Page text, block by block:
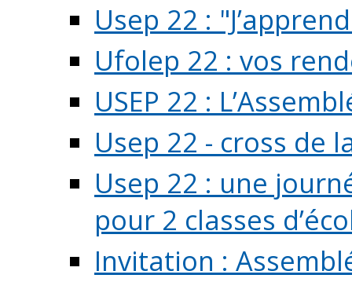
Usep 22 :
Ufolep 22 : vos
USEP 22 :
Usep 22 - cross de
Usep 22 : une
pour 2 classes
Invitation :